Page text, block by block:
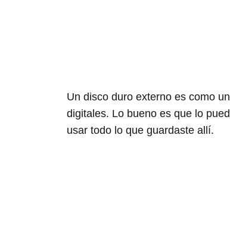
Un disco duro externo es como
digitales. Lo bueno es que lo
usar todo lo que guardaste allí.